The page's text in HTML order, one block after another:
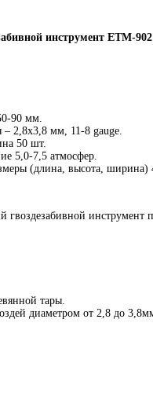
инструмент ЕТМ-
90 мм.
– 2,8х3,8 мм, 11-8 gauge.
50 шт.
5,0-7,5 атмосфер.
(длина, высота, ширина)
гвоздезабивной инструмент
тары.
диаметром от 2,8 до